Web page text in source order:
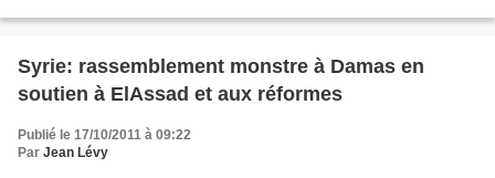
Syrie: rassemblement monstre à Damas en
soutien à ElAssad et aux réformes
Publié le 17/10/2011 à 09:22
Par Jean Lévy